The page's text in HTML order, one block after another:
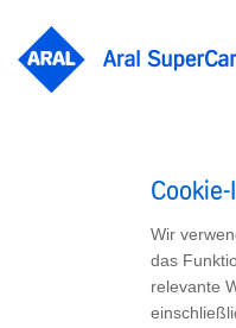
Wir
das
relevante